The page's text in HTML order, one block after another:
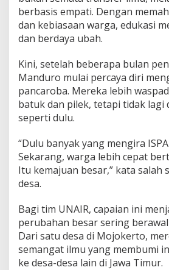
berbasis empati. Dengan
dan kebiasaan warga, edukasi
dan berdaya ubah.
Kini, setelah beberapa bulan
Manduro mulai percaya diri
pancaroba. Mereka lebih
batuk dan pilek, tetapi tidak
seperti dulu.
“Dulu banyak yang mengira
Sekarang, warga lebih cepat
Itu kemajuan besar,” kata
desa.
Bagi tim UNAIR, capaian ini
perubahan besar sering
Dari satu desa di Mojokerto,
semangat ilmu yang membumi
ke desa-desa lain di Jawa Timur.